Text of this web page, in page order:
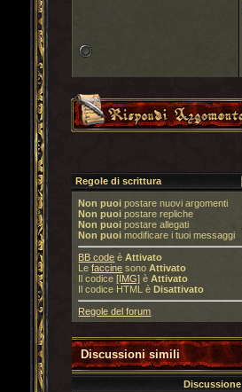
Regole di scrittura
Non puoi postare nuovi argomenti
Non puoi postare repliche
Non puoi postare allegati
Non puoi modificare i tuoi messaggi
BB code èAttivato
Lefaccine sonoAttivato
Il codice[IMG] èAttivato
Il codice HTML èDisattivato
Regole del forum
Discussioni simili
Discussione